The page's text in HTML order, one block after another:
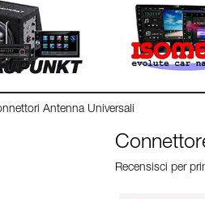
Antenna Universali
Recensisci per